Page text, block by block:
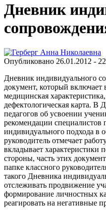
Дневник
Опубликовано 26.01.2012 -
Дневник индивидуального
документ, который включает
медицинская
дефектологическая карта. В
педагогов об усвоении
рекомендации специалистов
индивидуального подхода в
руководитель отмечает
вкладывает характеристики
стороны, часть этих
папке классного
такого Дневника
отслеживать продвижение
формирование личностных
реагировать на негативные